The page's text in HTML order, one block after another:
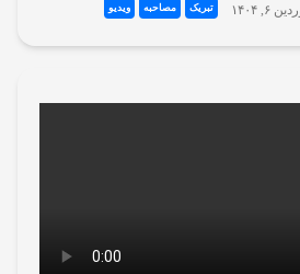
۶, ۱۴۰۴ تبریک مصاحبه ویدیو